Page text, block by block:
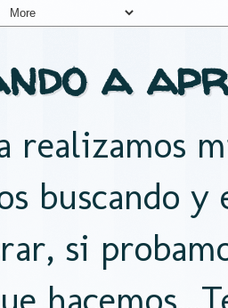
a
realizamos
buscando y
si